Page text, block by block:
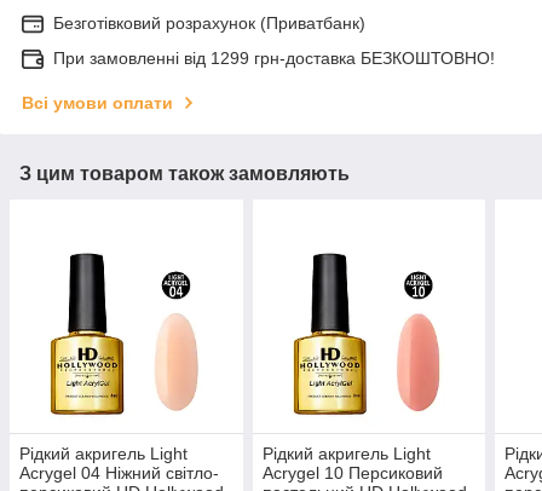
Безготівковий розрахунок (Приватбанк)
При замовленні від 1299 грн-доставка БЕЗКОШТОВНО!
Всі умови оплати
З цим товаром також замовляють
Рідкий акригель Light
Acrygel 04 Ніжний світло-
Рідкий акригель Light
Acrygel 10 Персиковий